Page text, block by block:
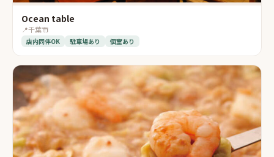
Ocean table
📍千葉市
店内同伴OK 駐車場あり 個室あり